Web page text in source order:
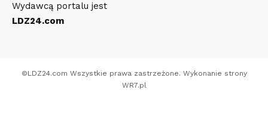
Wydawcą portalu jest
LDZ24.com
©LDZ24.com Wszystkie prawa zastrzeżone. Wykonanie strony
WR7.pl